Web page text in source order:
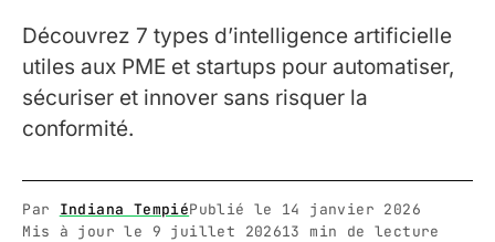
Découvrez 7 types d’intelligence artificielle
utiles aux PME et startups pour automatiser,
sécuriser et innover sans risquer la
conformité.
Par Indiana TempiéPublié le 14 janvier 2026
Mis à jour le 9 juillet 202613 min de lecture